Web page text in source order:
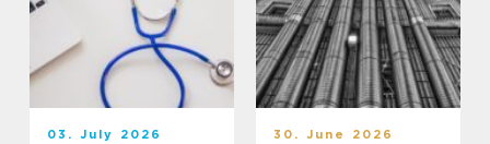
03. July 2026 30. June 2026